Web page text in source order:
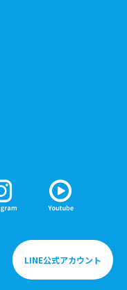
LINE公式アカウント